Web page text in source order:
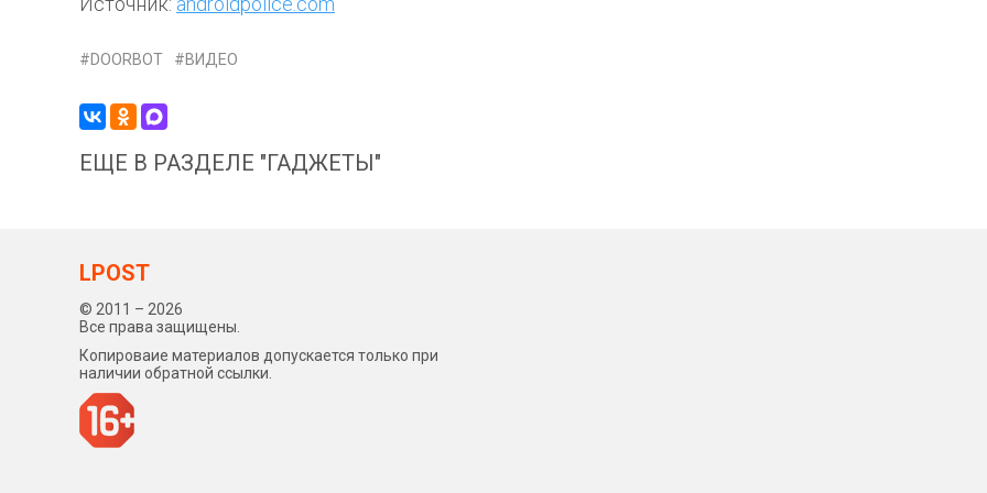
DOORBOT ВИДЕО
ЕЩЕ В РАЗДЕЛЕ "ГАДЖЕТЫ"
LPOST
© 2011 – 2026
Все права защищены.
Копироваие материалов допускается только при
наличии обратной ссылки.